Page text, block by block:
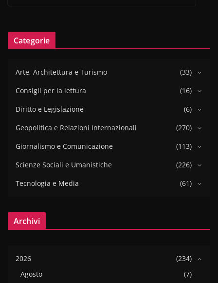
Categorie
Arte, Architettura e Turismo
(33)
Consigli per la lettura
(16)
Diritto e Legislazione
(6)
Geopolitica e Relazioni Internazionali
(270)
Giornalismo e Comunicazione
(113)
Scienze Sociali e Umanistiche
(226)
Tecnologia e Media
(61)
Archivi
2026
(234)
Agosto
(7)